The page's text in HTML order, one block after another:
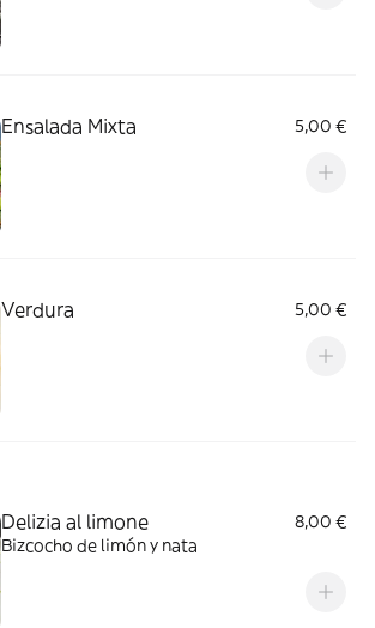
Ensalada Mixta 5,00 €
Verdura 5,00 €
Delizia al limone
8,00 €
Bizcocho de limón y nata